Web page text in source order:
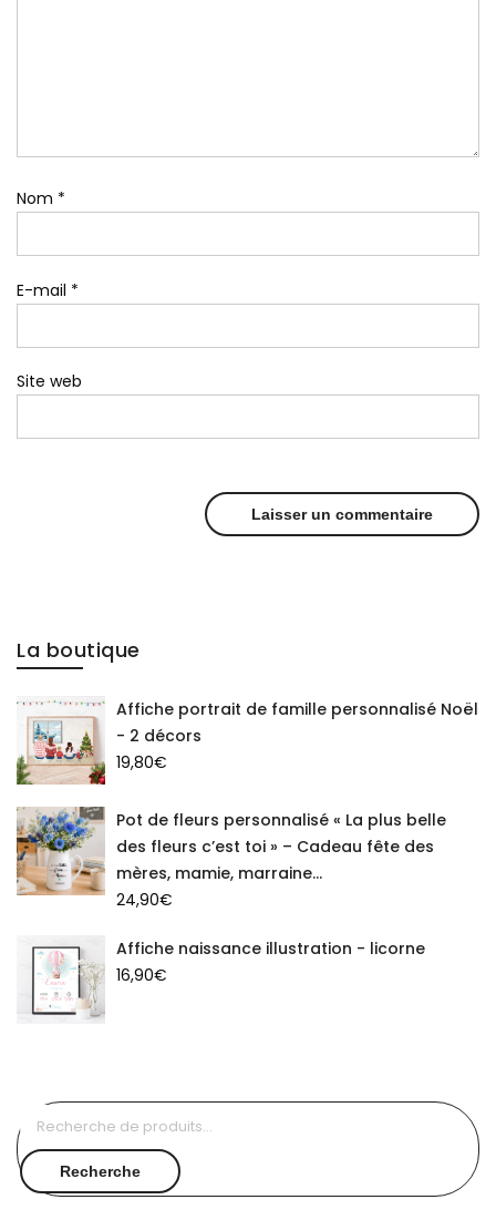
Nom *
E-mail *
Site web
La boutique
Affiche portrait de famille personnalisé Noël
- 2 décors
19,80€
Pot de fleurs personnalisé « La plus belle
des fleurs c’est toi » – Cadeau fête des
mères, mamie, marraine...
24,90€
Affiche naissance illustration - licorne
16,90€
Recherche